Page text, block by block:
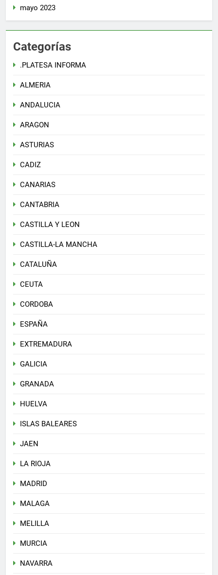
mayo 2023
Categorías
.PLATESA INFORMA
ALMERIA
ANDALUCIA
ARAGON
ASTURIAS
CADIZ
CANARIAS
CANTABRIA
CASTILLA Y LEON
CASTILLA-LA MANCHA
CATALUÑA
CEUTA
CORDOBA
ESPAÑA
EXTREMADURA
GALICIA
GRANADA
HUELVA
ISLAS BALEARES
JAEN
LA RIOJA
MADRID
MALAGA
MELILLA
MURCIA
NAVARRA